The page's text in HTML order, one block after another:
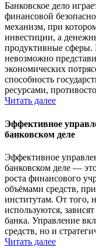
Банковское дело
финансовой
механизм, при
инвестиции, а
продуктивные сферы.
невозможно
экономических
способность
ресурсами,
Читать далее
Эффективное
банковском деле
Эффективное
банковском деле —
роста финансового
объёмами средств,
институтам. От того,
используются,
банка. Управление
средств, но и
Читать далее